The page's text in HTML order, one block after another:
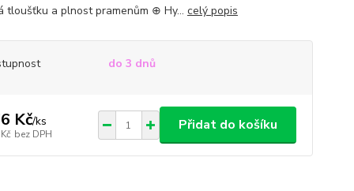
tloušťku a plnost pramenům ⊕ Hy... celý popis
do 3 dnů
Kč/ks
bez DPH
Přidat do košíku